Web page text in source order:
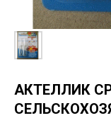
АКТЕЛЛИК